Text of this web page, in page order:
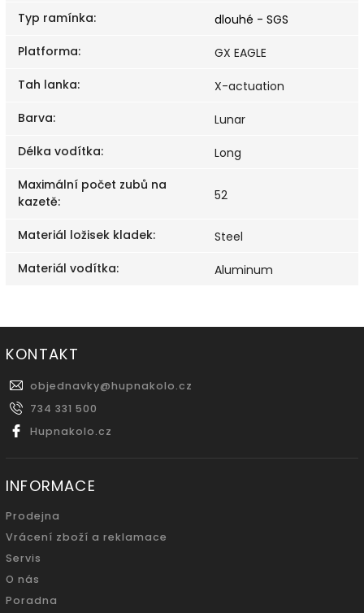
Typ ramínka:
dlouhé - SGS
Platforma:
GX EAGLE
Tah lanka:
X-actuation
Barva:
Lunar
Délka vodítka:
Long
Maximální počet zubů na
kazetě: 52
Materiál ložisek kladek:
Steel
Materiál vodítka: Aluminum
KONTAKT
objednavky@hupnakolo.cz
734 331 500
Hupnakolo.cz
INFORMACE
Prodejna
Vrácení zboží a reklamace
Servis
O nás
Poradna